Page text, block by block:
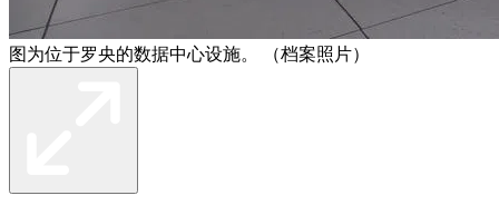
图为位于罗央的数据中心设施。 （档案照片）